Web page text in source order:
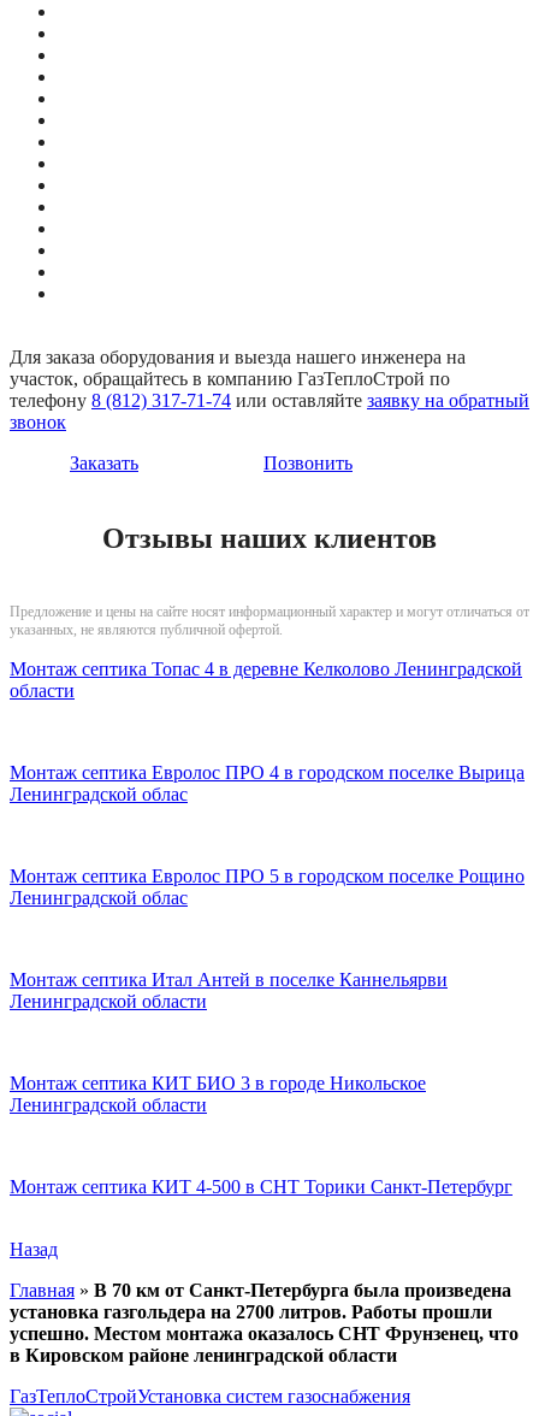
Для заказа оборудования и выезда нашего инженера на
участок, обращайтесь в компанию ГазТеплоСтрой по
телефону 8 (812) 317-71-74 или оставляйте заявку на обратный
звонок
Заказать
Позвонить
Отзывы наших клиентов
Предложение и цены на сайте носят информационный характер и могут отличаться от
указанных, не являются публичной офертой.
Монтаж септика Топас 4 в деревне Келколово Ленинградской
области
Монтаж септика Евролос ПРО 4 в городском поселке Вырица
Ленинградской облас
Монтаж септика Евролос ПРО 5 в городском поселке Рощино
Ленинградской облас
Монтаж септика Итал Антей в поселке Каннельярви
Ленинградской области
Монтаж септика КИТ БИО 3 в городе Никольское
Ленинградской области
Монтаж септика КИТ 4-500 в СНТ Торики Санкт-Петербург
Назад
Главная » В 70 км от Санкт-Петербурга была произведена
установка газгольдера на 2700 литров. Работы прошли
успешно. Местом монтажа оказалось СНТ Фрунзенец, что
в Кировском районе ленинградской области
ГазТеплоСтройУстановка систем газоснабжения